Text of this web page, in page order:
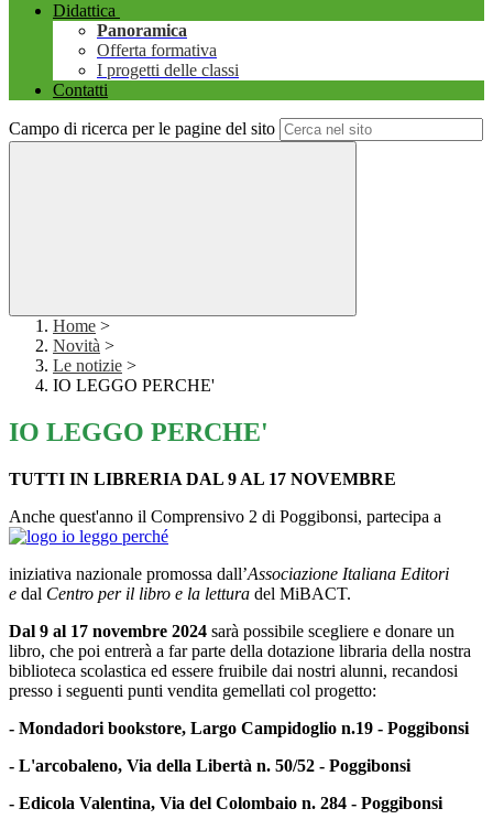
Didattica
Panoramica
Offerta formativa
I progetti delle classi
Contatti
Campo di ricerca per le pagine del sito
Home >
Novità >
Le notizie >
IO LEGGO PERCHE'
IO LEGGO PERCHE'
TUTTI IN LIBRERIA DAL 9 AL 17 NOVEMBRE
Anche quest'anno il Comprensivo 2 di Poggibonsi, partecipa a
iniziativa nazionale promossa dall’Associazione Italiana Editori
e dal Centro per il libro e la lettura del MiBACT.
Dal 9 al 17 novembre 2024 sarà possibile scegliere e donare un
libro, che poi entrerà a far parte della dotazione libraria della nostra
biblioteca scolastica ed essere fruibile dai nostri alunni, recandosi
presso i seguenti punti vendita gemellati col progetto:
- Mondadori bookstore, Largo Campidoglio n.19 - Poggibonsi
- L'arcobaleno, Via della Libertà n. 50/52 - Poggibonsi
- Edicola Valentina, Via del Colombaio n. 284 - Poggibonsi